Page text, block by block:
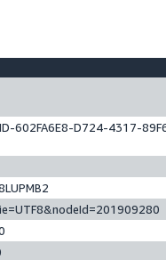
602FA6E8-D724-4317-